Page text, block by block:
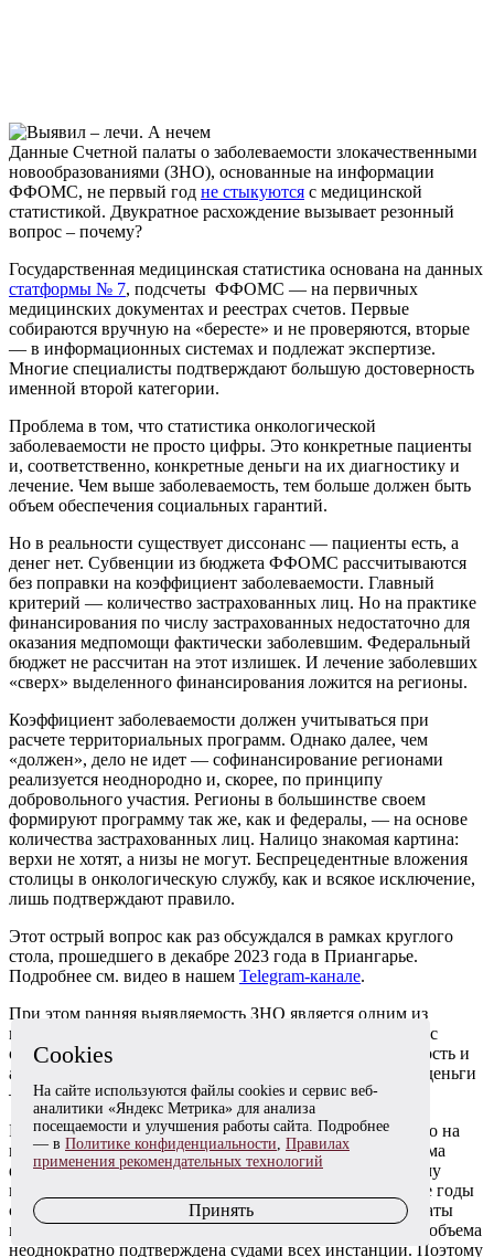
Данные Счетной палаты о заболеваемости злокачественными
новообразованиями (ЗНО), основанные на информации
ФФОМС, не первый год не стыкуются с медицинской
статистикой. Двукратное расхождение вызывает резонный
вопрос – почему?
Государственная медицинская статистика основана на данных
статформы № 7, подсчеты ФФОМС — на первичных
медицинских документах и реестрах счетов. Первые
собираются вручную на «бересте» и не проверяются, вторые
— в информационных системах и подлежат экспертизе.
Многие специалисты подтверждают большую достоверность
именной второй категории.
Проблема в том, что статистика онкологической
заболеваемости не просто цифры. Это конкретные пациенты
и, соответственно, конкретные деньги на их диагностику и
лечение. Чем выше заболеваемость, тем больше должен быть
объем обеспечения социальных гарантий.
Но в реальности существует диссонанс — пациенты есть, а
денег нет. Субвенции из бюджета ФФОМС рассчитываются
без поправки на коэффициент заболеваемости. Главный
критерий — количество застрахованных лиц. Но на практике
финансирования по числу застрахованных недостаточно для
оказания медпомощи фактически заболевшим. Федеральный
бюджет не рассчитан на этот излишек. И лечение заболевших
«сверх» выделенного финансирования ложится на регионы.
Коэффициент заболеваемости должен учитываться при
расчете территориальных программ. Однако далее, чем
«должен», дело не идет — софинансирование регионами
реализуется неоднородно и, скорее, по принципу
добровольного участия. Регионы в большинстве своем
формируют программу так же, как и федералы, — на основе
количества застрахованных лиц. Налицо знакомая картина:
верхи не хотят, а низы не могут. Беспрецедентные вложения
столицы в онкологическую службу, как и всякое исключение,
лишь подтверждают правило.
Этот острый вопрос как раз обсуждался в рамках круглого
стола, прошедшего в декабре 2023 года в Приангарье.
Подробнее см. видео в нашем Telegram-канале.
При этом ранняя выявляемость ЗНО является одним из
целевых показателей федеральной программы «Борьба с
онкологическими заболеваниями». Налицо асинхронность и
алогичность в регулировании всего цикла: человек — деньги
— целевой показатель.
Рост онкологической выявляемости для региона — ярмо на
шее. Выявил — лечи. Но в пределах выделенного объема
финансовых средств, которые не привязаны к реальному
количеству пациентов. «Налечить» больше в последние годы
стало непопулярным решением, ведь законность неоплаты
медицинскому учреждению счетов сверх выделенного объема
неоднократно подтверждена судами всех инстанций. Поэтому
Cookies
На сайте используются файлы cookies и сервис веб-
аналитики «Яндекс Метрика» для анализа
посещаемости и улучшения работы сайта. Подробнее
— в Политике конфиденциальности, Правилах
применения рекомендательных технологий
Принять